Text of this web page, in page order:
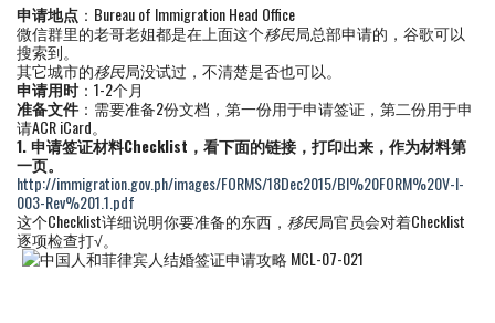
申请地点 ：Bureau of Immigration Head Office
微信群里的老哥老姐都是在上面这个移民局总部申请的，谷歌可以
搜索到。
其它城市的移民局没试过，不清楚是否也可以。
申请用时 ：1-2个月
准备文件 ：需要准备2份文档，第一份用于申请签证，第二份用于申
请ACR iCard。
1.申请签证材料Checklist ，看下面的链接， 打印出来，作为材料第
一页。
http://immigration.gov.ph/images/FORMS/18Dec2015/BI%20FORM%20V-I-
003-Rev%201.1.pdf
这个Checklist详细说明你要准备的东西， 移民局官员会对着Checklist
逐项检查打√。